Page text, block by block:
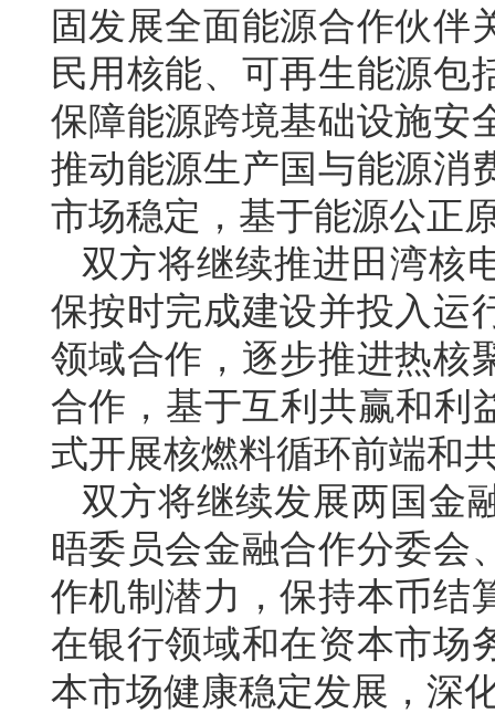
固发展全面能源合作伙伴
民用核能、可再生能源包
保障能源跨境基础设施安
推动能源生产国与能源消
市场稳定，基于能源公正
双方将继续推进田湾核
保按时完成建设并投入运
领域合作，逐步推进热核
合作，基于互利共赢和利
式开展核燃料循环前端和
双方将继续发展两国金
晤委员会金融合作分委会
作机制潜力，保持本币结
在银行领域和在资本市场
本市场健康稳定发展，深